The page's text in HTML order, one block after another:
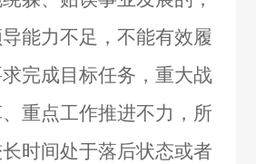
力不足，不能有效履
完成目标任务，重大战
重点工作推进不力，所
时间处于落后状态或者